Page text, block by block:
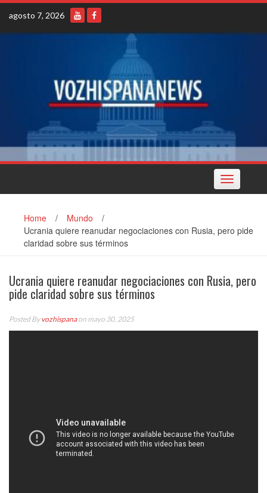
Skip
content
agosto 7, 2026
Toggle
navigation
Home / Mundo
/
Ucrania quiere reanudar negociaciones con Rusia, pero pide
claridad sobre sus términos
Ucrania quiere reanudar negociaciones con Rusia, pero
pide claridad sobre sus términos
Posted Byvozhispanaon mayo 30, 2025